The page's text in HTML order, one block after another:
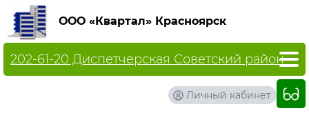
ООО «Квартал» Красноярск
202-61-20 Диспетчерская Советский район
Личный кабинет